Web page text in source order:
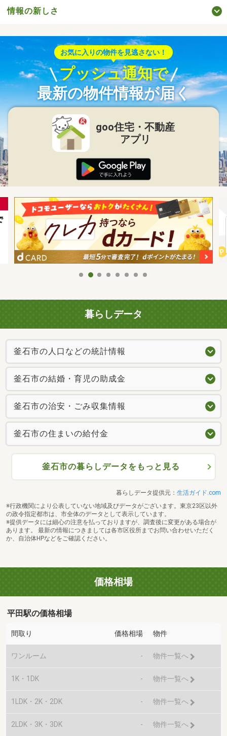
情報の新しさ
お気に入りの物件を見逃さない！
プッシュ通知で
最新の物件情報が届く
goo住宅・不動産
アプリ
暮らしデータ
釜石市の人口などの統計情報
釜石市の結婚・育児の助成金
釜石市の治安・ごみ収集情報
釜石市の住まいの給付金
釜石市の暮らしデータをもっと見る
暮らしデータ提供元： 生活ガイド.com
※行政機関により公表していない地域及びデータがございます。東京23区以外
の政令指定都市は、市全体のデータとして表示しています。
※提供データには細心の注意を払っておりますが、調査後に変更がある場合が
あります。 最新の情報につきましては各市区役所までお問い合わせいただく
か、自治体HPなどをご確認ください。
価格相場
平田駅の価格相場
間取り 価格相場 物件
ワンルーム - 物件一覧へ
1K・1DK - 物件一覧へ
1LDK・2K・2DK - 物件一覧へ
2LDK・3K・3DK - 物件一覧へ